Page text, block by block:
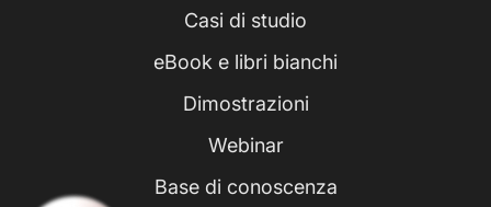
Casi di studio
eBook e libri bianchi
Dimostrazioni
Webinar
Base di conoscenza